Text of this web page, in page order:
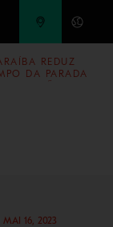
SUCESSO NA
REDUZ
DA PARADA
16, 2023